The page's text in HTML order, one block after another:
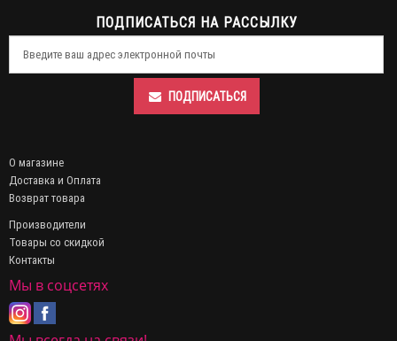
ПОДПИСАТЬСЯ НА РАССЫЛКУ
ПОДПИСАТЬСЯ
О магазине
Доставка и Оплата
Возврат товара
Производители
Товары со скидкой
Контакты
Мы в соцсетях